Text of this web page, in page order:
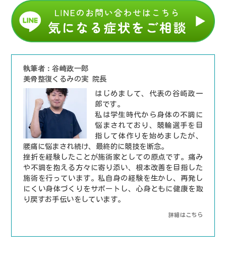
執筆者：谷崎政一郎
美骨整復くるみの実 院長
はじめまして、代表の谷崎政一
郎です。
私は学生時代から身体の不調に
悩まされており、競輪選手を目
指して体作りを始めましたが、
腰痛に悩まされ続け、最終的に競技を断念。
挫折を経験したことが施術家としての原点です。痛み
や不調を抱える方々に寄り添い、根本改善を目指した
施術を行っています。私自身の経験を生かし、再発し
にくい身体づくりをサポートし、心身ともに健康を取
り戻すお手伝いをしています。
詳細はこちら